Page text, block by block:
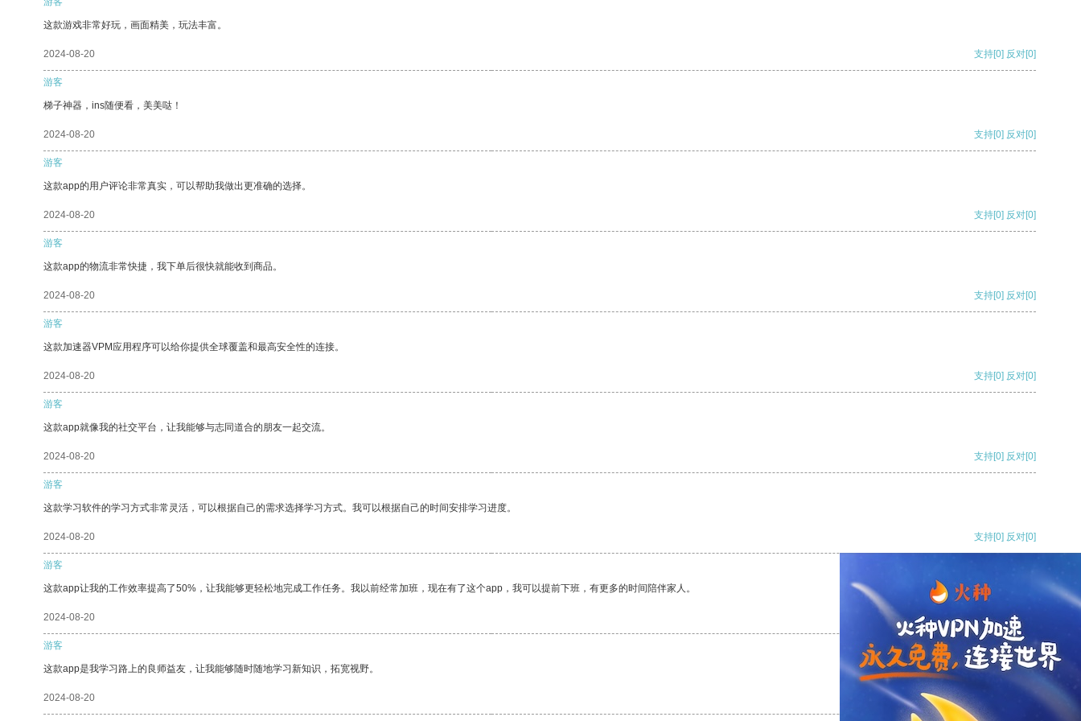
这款游戏非常好玩，画面精美，玩法丰富。
2024-08-20 支持[0] 反对[0]
游客
梯子神器，ins随便看，美美哒！
2024-08-20 支持[0] 反对[0]
游客
这款app的用户评论非常真实，可以帮助我做出更准确的选择。
2024-08-20 支持[0] 反对[0]
游客
这款app的物流非常快捷，我下单后很快就能收到商品。
2024-08-20 支持[0] 反对[0]
游客
这款加速器VPM应用程序可以给你提供全球覆盖和最高安全性的连接。
2024-08-20 支持[0] 反对[0]
游客
这款app就像我的社交平台，让我能够与志同道合的朋友一起交流。
2024-08-20 支持[0] 反对[0]
游客
这款学习软件的学习方式非常灵活，可以根据自己的需求选择学习方式。我可以根据自己的时间安排学习进度。
2024-08-20 支持[0] 反对[0]
游客
这款app让我的工作效率提高了50%，让我能够更轻松地完成工作任务。我以前经常加班，现在有了这个app，我可以提前下班，有更多的时间陪伴家人。
2024-08-20 支持 反对
游客
这款app是我学习路上的良师益友，让我能够随时随地学习新知识，拓宽视野。
2024-08-20 [0]